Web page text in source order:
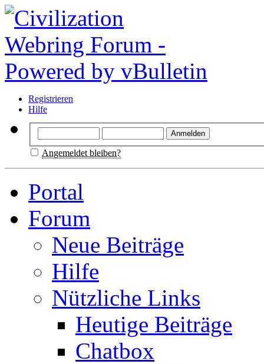
Registrieren
Hilfe
Angemeldet bleiben?
Portal
Forum
Neue Beiträge
Hilfe
Nützliche Links
Heutige Beiträge
Chatbox